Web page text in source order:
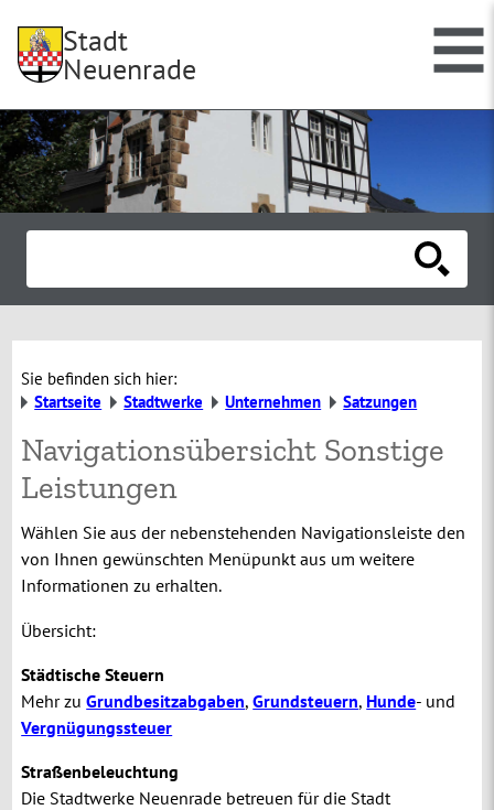
Stadt
Neuenrade
Sie befinden sich hier:
Startseite
Stadtwerke Unternehmen Satzungen
Navigationsübersicht Sonstige
Leistungen
Wählen Sie aus der nebenstehenden Navigationsleiste den
von Ihnen gewünschten Menüpunkt aus um weitere
Informationen zu erhalten.
Übersicht:
Städtische Steuern
Mehr zu Grundbesitzabgaben,Grundsteuern, Hunde- und
Vergnügungssteuer
Straßenbeleuchtung
Die Stadtwerke Neuenrade betreuen für die Stadt